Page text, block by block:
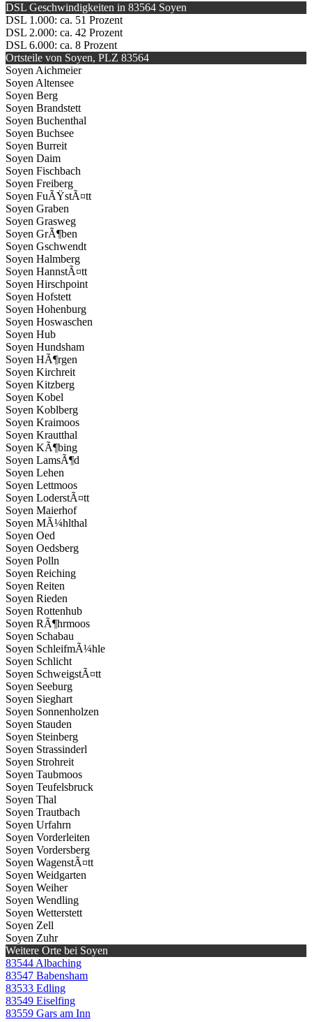
DSL Geschwindigkeiten in 83564 Soyen
DSL 1.000: ca. 51 Prozent
DSL 2.000: ca. 42 Prozent
DSL 6.000: ca. 8 Prozent
Ortsteile von Soyen, PLZ 83564
Soyen Aichmeier
Soyen Altensee
Soyen Berg
Soyen Brandstett
Soyen Buchenthal
Soyen Buchsee
Soyen Burreit
Soyen Daim
Soyen Fischbach
Soyen Freiberg
Soyen FuÃŸstÃ¤tt
Soyen Graben
Soyen Grasweg
Soyen GrÃ¶ben
Soyen Gschwendt
Soyen Halmberg
Soyen HannstÃ¤tt
Soyen Hirschpoint
Soyen Hofstett
Soyen Hohenburg
Soyen Hoswaschen
Soyen Hub
Soyen Hundsham
Soyen HÃ¶rgen
Soyen Kirchreit
Soyen Kitzberg
Soyen Kobel
Soyen Koblberg
Soyen Kraimoos
Soyen Krautthal
Soyen KÃ¶bing
Soyen LamsÃ¶d
Soyen Lehen
Soyen Lettmoos
Soyen LoderstÃ¤tt
Soyen Maierhof
Soyen MÃ¼hlthal
Soyen Oed
Soyen Oedsberg
Soyen Polln
Soyen Reiching
Soyen Reiten
Soyen Rieden
Soyen Rottenhub
Soyen RÃ¶hrmoos
Soyen Schabau
Soyen SchleifmÃ¼hle
Soyen Schlicht
Soyen SchweigstÃ¤tt
Soyen Seeburg
Soyen Sieghart
Soyen Sonnenholzen
Soyen Stauden
Soyen Steinberg
Soyen Strassinderl
Soyen Strohreit
Soyen Taubmoos
Soyen Teufelsbruck
Soyen Thal
Soyen Trautbach
Soyen Urfahrn
Soyen Vorderleiten
Soyen Vordersberg
Soyen WagenstÃ¤tt
Soyen Weidgarten
Soyen Weiher
Soyen Wendling
Soyen Wetterstett
Soyen Zell
Soyen Zuhr
Weitere Orte bei Soyen
83544 Albaching
83547 Babensham
83533 Edling
83549 Eiselfing
83559 Gars am Inn